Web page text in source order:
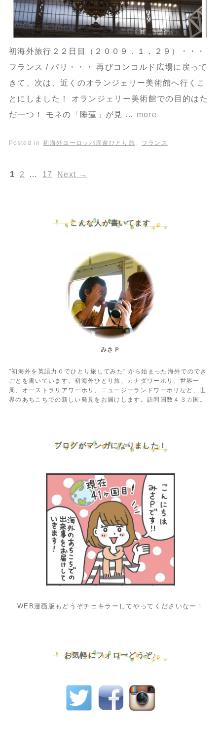
初海外旅行２２日目（２００９．１．２９）・・・
フランス / パリ・・・ 再びコンコルド広場に戻って
きて、次は、近くのオランジェリー美術館へ行くこ
とにしました！ オランジェリー美術館での目的はた
だ一つ！ モネの「睡蓮」が見 … more
Posted in 初海外ヨーロッパ周遊ひとり旅 フランス
1 2 … 17 Next →
こんな人が書いてます
みさＰ
"初海外を英語力０でひとり旅してみた" から始まった海外でのでき
ごとを書いています。初海外ひとり旅、カナダワーホリ、世界一
周、オーストラリアワーホリ、ニュージーランドワーホリなど、世
界のあちこちでの新しい発見をお届けします。訪問国数４３カ国。
ブログがマンガになりました！
WEB漫画版もどうぞチェキラーしてやってくださいなー！
お気軽にフォローどうぞ♪